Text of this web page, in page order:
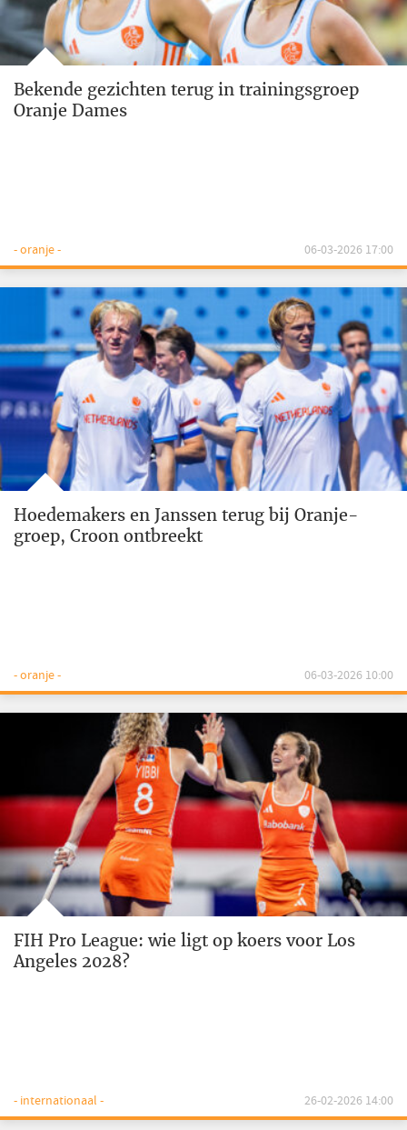
Bekende gezichten terug in trainingsgroep
Oranje Dames
- oranje - 06-03-2026 17:00
Hoedemakers en Janssen terug bij Oranje-
groep, Croon ontbreekt
- oranje - 06-03-2026 10:00
FIH Pro League: wie ligt op koers voor Los
Angeles 2028?
- internationaal - 26-02-2026 14:00